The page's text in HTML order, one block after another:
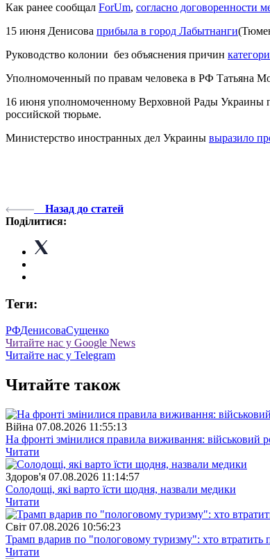
Как ранее сообщал ForUm, согласно договоренности
15 июня Денисова прибыла в город Лабытнанги
Руководство колонии без объяснения причин
Уполномоченный по правам человека в РФ Татьяна
16 июня уполномоченному Верховной Рады Украины
российской тюрьме.
Министерство иностранных дел Украины выразило
Назад до статей
Поділитися:
Теги:
РФДенисоваСущенко
Читайте нас у Google News
Читайте нас у Telegram
Читайте також
Війна 07.08.2026 11:55:13
На фронті змінилися правила виживання: військовий
Читати
Здоров'я 07.08.2026 11:14:57
Солодощі, які варто їсти щодня, назвали медики
Читати
Свiт 07.08.2026 10:56:23
Трамп вдарив по "пологовому туризму": хто
Читати